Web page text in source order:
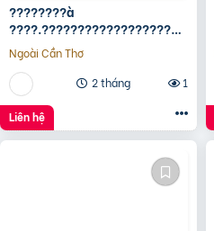
????????à
????.????????????????????,
???????????????? ????
ộ???? ????????ấ????, ????
ó???? ???? ????ặ????
????????ề????
????????????, ????????á
????.???? ????ỷ
Ngoài Cần Thơ
2 tháng
1
Liên hệ